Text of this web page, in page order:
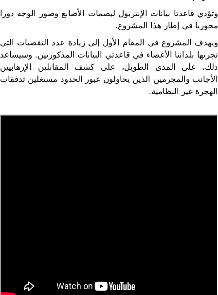
وتؤدي قاعدتا بيانات الإنتربول لبصمات الأصابع وصور الوجه دورا
محوريا في إطار هذا المشروع.
ويهدف المشروع في المقام الأول إلى زيادة عدد التقصيات التي
تجريها بلداننا الأعضاء في قاعدتي البيانات المذكورتين. وسيساعد
ذلك، على المدى الطويل، على كشف المقاتلين الإرهابيين
الأجانب والمجرمين الذين يحاولون عبور الحدود مستغلين تدفقات
الهجرة غير النظامية.